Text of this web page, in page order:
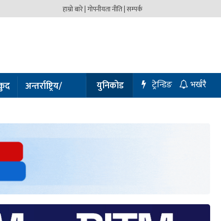
हाम्रो बारे |गोपनीयता नीति |सम्पर्क
अन्तर्राष्ट्रिय/
प्रबास
युनिकोड भर्खरै
ट्रेन्डिङ